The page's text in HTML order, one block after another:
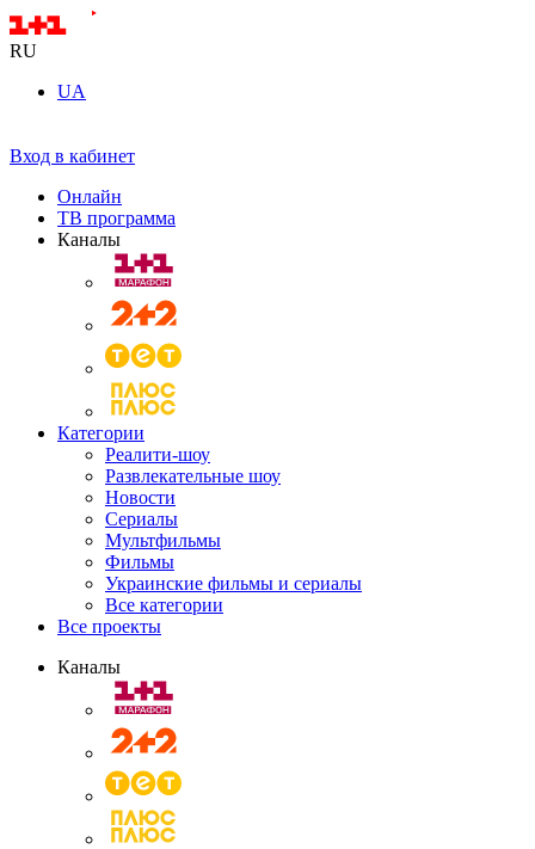
RU
UA
Вход в кабинет
Онлайн
ТВ программа
Каналы
Категории
Реалити-шоу
Развлекательные шоу
Новости
Сериалы
Мультфильмы
Фильмы
Украинские фильмы и сериалы
Все категории
Все проекты
Каналы